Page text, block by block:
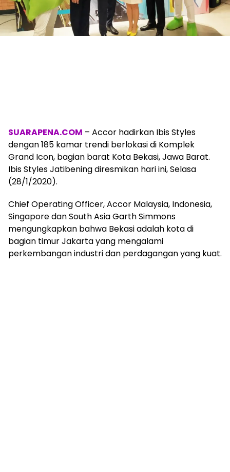
SUARAPENA.COM – Accor hadirkan Ibis Styles
dengan 185 kamar trendi berlokasi di Komplek
Grand Icon, bagian barat Kota Bekasi, Jawa Barat.
Ibis Styles Jatibening diresmikan hari ini, Selasa
(28/1/2020).
Chief Operating Officer, Accor Malaysia, Indonesia,
Singapore dan South Asia Garth Simmons
mengungkapkan bahwa Bekasi adalah kota di
bagian timur Jakarta yang mengalami
perkembangan industri dan perdagangan yang kuat.